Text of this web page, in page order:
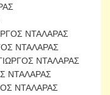
ΝΤΑΛΑΡΑΣ
ΝΤΑΛΑΡΑΣ
ΝΤΑΛΑΡΑΣ
ΝΤΑΛΑΡΑΣ
ΝΤΑΛΑΡΑΣ